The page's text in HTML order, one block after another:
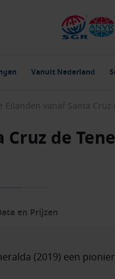
Vanuit Nederland
de
en Prijzen
(2019) een